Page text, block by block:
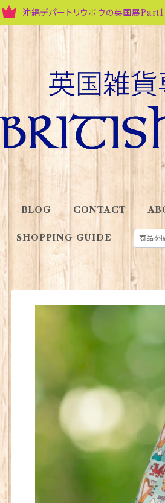
沖縄デパートリウボウの英国展
BLOG CONTACT
SHOPPING GUIDE